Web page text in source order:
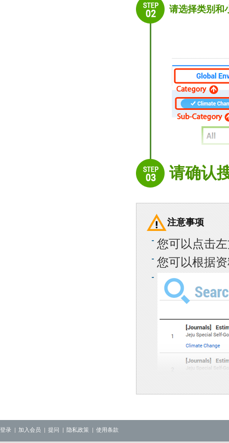
请选择类别和
请确认
注意事项
您可以点击
您可以根据
登录 加入会员 提问 隐私政策 使用条款